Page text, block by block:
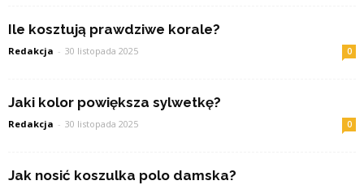
Ile kosztują prawdziwe korale?
Redakcja - 30 listopada 2025 0
Jaki kolor powiększa sylwetkę?
Redakcja - 30 listopada 2025 0
Jak nosić koszulka polo damska?